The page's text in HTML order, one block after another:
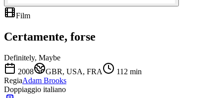
Film
Certamente, forse
Definitely, Maybe
2008
GBR, USA, FRA 112 min
RegiaAdam Brooks
Doppiaggio italiano